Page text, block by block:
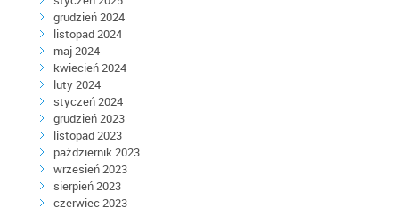
grudzień 2024
listopad 2024
maj 2024
kwiecień 2024
luty 2024
styczeń 2024
grudzień 2023
listopad 2023
październik 2023
wrzesień 2023
sierpień 2023
czerwiec 2023